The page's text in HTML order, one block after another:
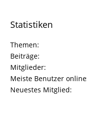
Statistiken
Themen
Beiträge
Mitglieder
Meiste Benutzer online
Neuestes Mitglied